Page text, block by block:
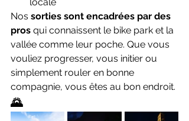
Nos sorties sont encadrées par des
pros qui connaissent le bike park et la
vallée comme leur poche. Que vous
vouliez progresser, vous initier ou
simplement rouler en bonne
compagnie, vous êtes au bon endroit.
🌄